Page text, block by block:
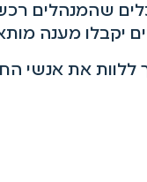
שהמנהלים
יקבלו מענה
ללוות את אנשי